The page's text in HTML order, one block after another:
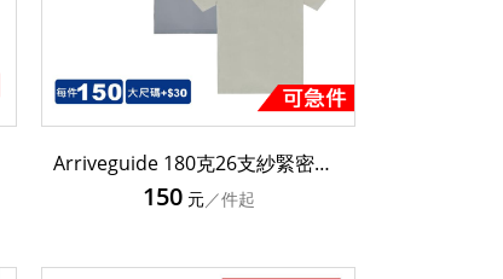
Arriveguide 180克26支紗緊密賽洛紡頂級精梳棉T恤 AG18000
150 元／件起